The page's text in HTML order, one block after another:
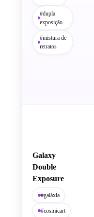
#dupla
exposição
#mistura de
retratos
Galaxy
Double
Exposure
#galáxia
#cosmicart